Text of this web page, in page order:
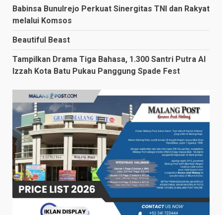
Babinsa Bunulrejo Perkuat Sinergitas TNI dan Rakyat
melalui Komsos
Beautiful Beast
Tampilkan Drama Tiga Bahasa, 1.300 Santri Putra Al
Izzah Kota Batu Pukau Panggung Spade Fest